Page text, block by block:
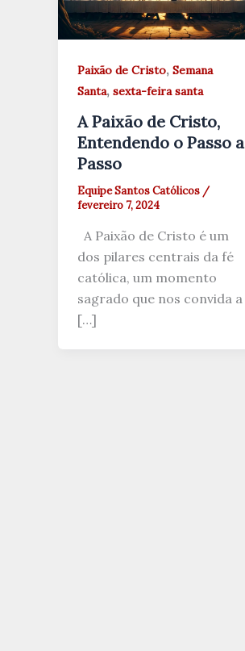
Paixão de Cristo, Semana
Santa, sexta-feira santa
A Paixão de Cristo,
Entendendo o Passo a
Passo
Equipe Santos Católicos /
fevereiro 7, 2024
A Paixão de Cristo é um
dos pilares centrais da fé
católica, um momento
sagrado que nos convida a
[…]